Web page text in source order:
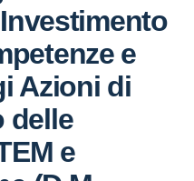
e
Azioni di
delle
e